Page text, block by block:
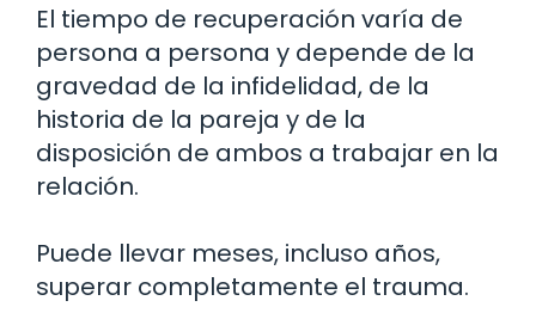
El tiempo de recuperación varía de
persona a persona y depende de la
gravedad de la infidelidad, de la
historia de la pareja y de la
disposición de ambos a trabajar en la
relación.
Puede llevar meses, incluso años,
superar completamente el trauma.